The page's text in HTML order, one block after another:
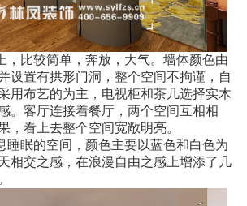
，比较简单，奔放，大气。墙体颜色由
设置有拱形门洞，整个空间不拘谨，自
用布艺的为主，电视柜和茶几选择实木
。客厅连接着餐厅，两个空间互相相
，看上去整个空间宽敞明亮。
睡眠的空间，颜色主要以蓝色和白色为
相交之感，在浪漫自由之感上增添了几